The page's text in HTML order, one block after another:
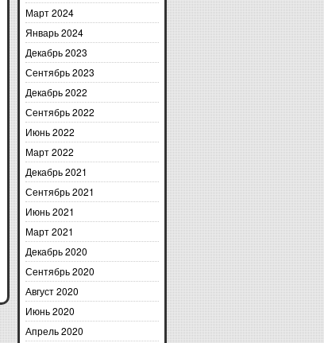
Март 2024
Январь 2024
Декабрь 2023
Сентябрь 2023
Декабрь 2022
Сентябрь 2022
Июнь 2022
Март 2022
Декабрь 2021
Сентябрь 2021
Июнь 2021
Март 2021
Декабрь 2020
Сентябрь 2020
Август 2020
Июнь 2020
Апрель 2020